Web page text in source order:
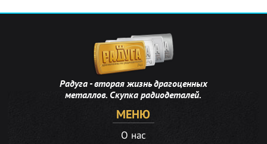
Радуга - вторая жизнь драгоценных
металлов. Скупка радиодеталей.
МЕНЮ
О нас